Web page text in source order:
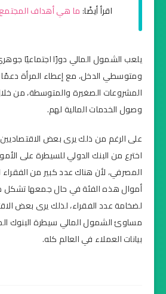
اقرأ أيضًا:ما هي أهداف
يلعب الشمول المالي دورًا اجتماعيًا
ومتوسطي الدخل، مع إعطاء المرأة
المشروعات الصغيرة والمتوسطة، من
وصول الخدمات المالية لهم.
على الرغم من ذلك يرى بعض
اخترع من البنك الدولي للسيطرة على
المصرفي، لأن هناك عدد كبير من الفقراء
أموال هذه الفئة في حال جمعها تشكل
لضخامة عدد الفقراء، لذلك يرى بعض
مساوئ الشمول المالي سيطرة البنوك
بيانات العملاء في العالم كله.